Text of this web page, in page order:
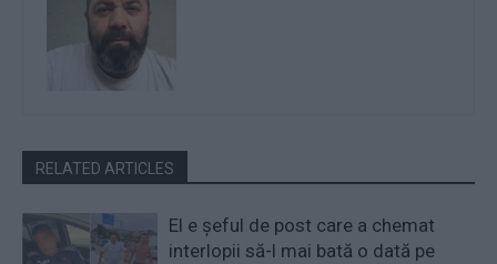
RELATED ARTICLES
El e șeful de post care a chemat
interlopii să-l mai bată o dată pe